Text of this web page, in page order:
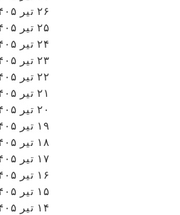
۲۶ تیر ۱۴۰۵
۲۵ تیر ۱۴۰۵
۲۴ تیر ۱۴۰۵
۲۳ تیر ۱۴۰۵
۲۲ تیر ۱۴۰۵
۲۱ تیر ۱۴۰۵
۲۰ تیر ۱۴۰۵
۱۹ تیر ۱۴۰۵
۱۸ تیر ۱۴۰۵
۱۷ تیر ۱۴۰۵
۱۶ تیر ۱۴۰۵
۱۵ تیر ۱۴۰۵
۱۴ تیر ۱۴۰۵